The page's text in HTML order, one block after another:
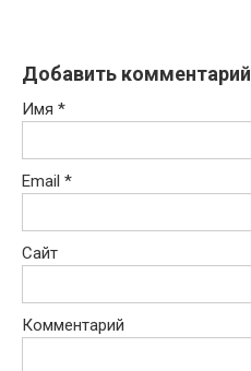
Добавить комментарий
Имя *
Email *
Сайт
Комментарий